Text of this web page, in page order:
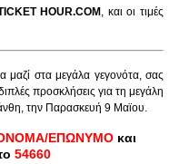
HOUR.COM , και οι τιμές
στα μεγάλα γεγονότα, σας
προσκλήσεις για τη μεγάλη
την Παρασκευή 9 Μαϊου.
ΕΠΩΝΥΜΟ και
54660